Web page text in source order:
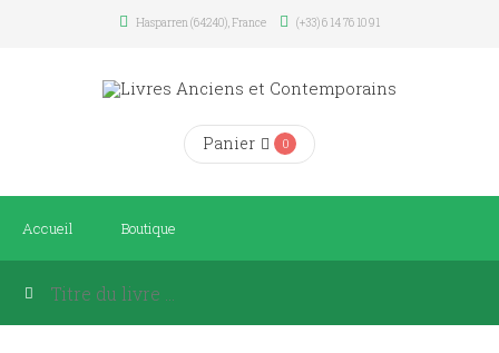
Hasparren (64240), France (+33) 6 14 76 10 91
Panier 0
Accueil Boutique